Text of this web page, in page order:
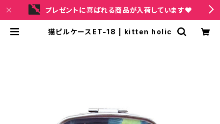
プレゼントに喜ばれる商品が入荷しています❤
猫ピルケースET-18 | kitten holic